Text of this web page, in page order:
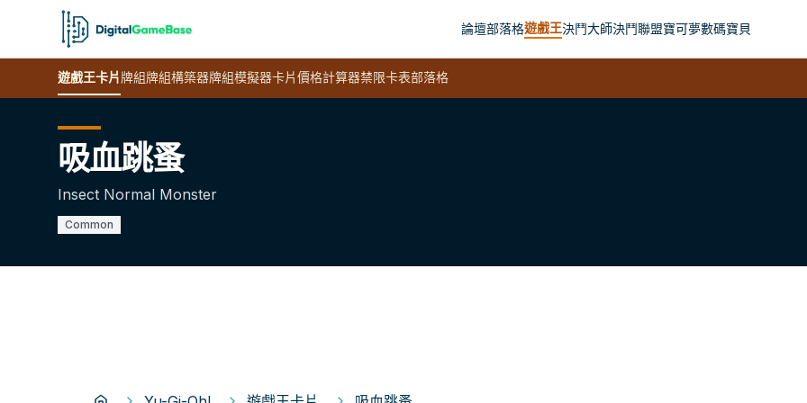
論壇部落格遊戲王決鬥大師決鬥聯盟寶可夢數碼寶貝
遊戲王卡片牌組牌組構築器牌組模擬器卡片價格計算器禁限卡表部落格
吸血跳蚤
Insect Normal Monster
Common